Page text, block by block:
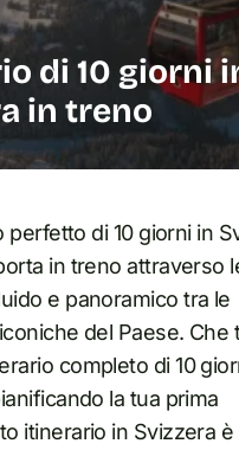
di 10 giorni
in treno
perfetto di 10 giorni in
in treno attraverso
e panoramico tra le
del Paese. Che
completo di 10
la tua prima
itinerario in Svizzera